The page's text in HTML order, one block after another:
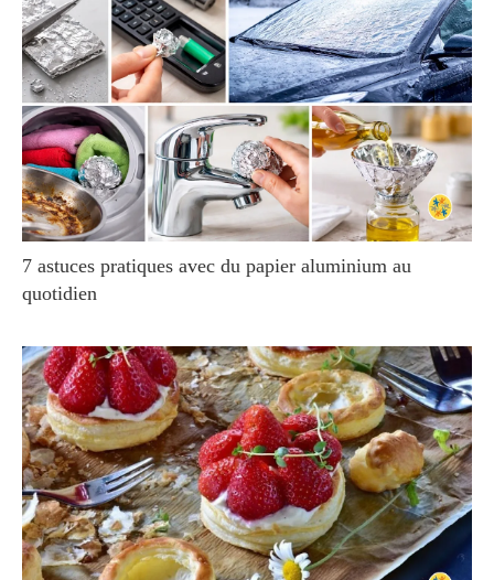
7 astuces pratiques avec du papier aluminium au
quotidien